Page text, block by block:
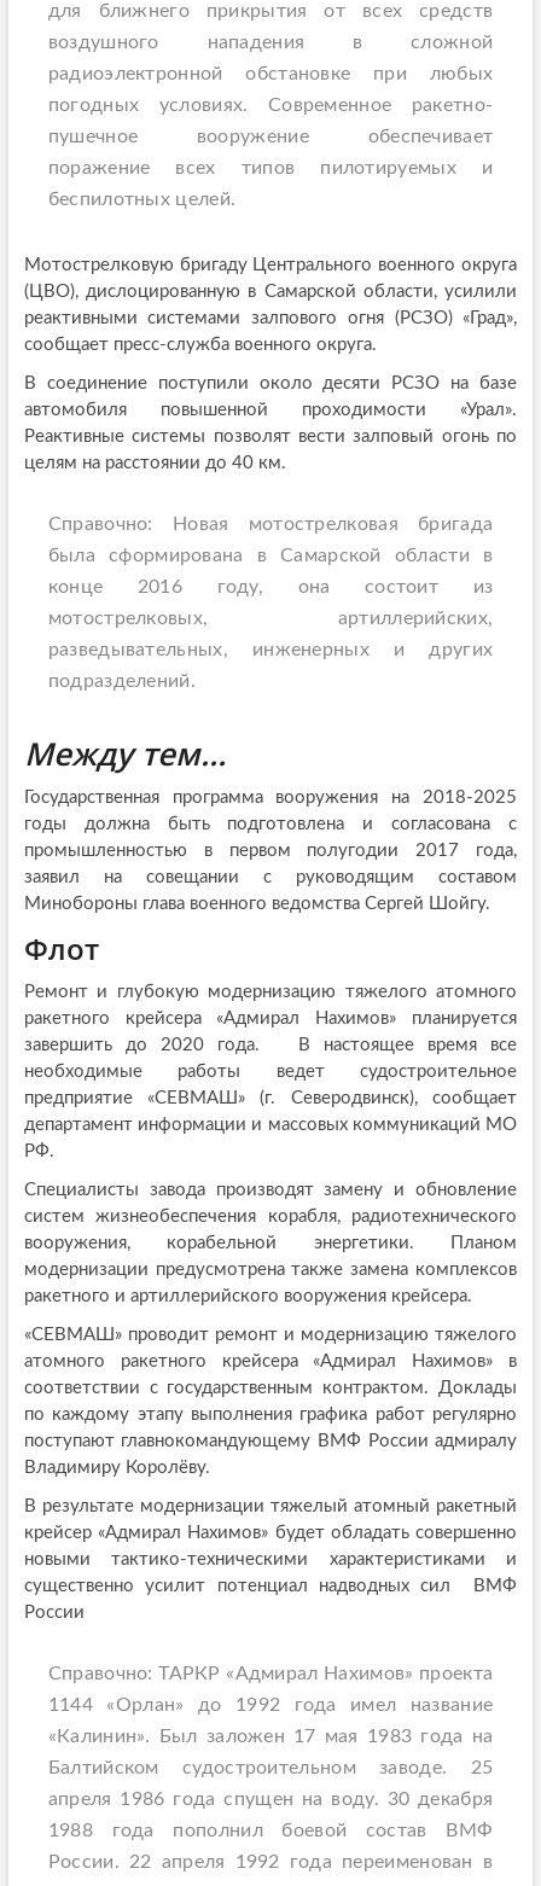
для ближнего прикрытия от всех средств
воздушного нападения в сложной
радиоэлектронной обстановке при любых
погодных условиях. Современное ракетно-
пушечное вооружение обеспечивает
поражение всех типов пилотируемых и
беспилотных целей.
Мотострелковую бригаду Центрального военного округа
(ЦВО), дислоцированную в Самарской области, усилили
реактивными системами залпового огня (РСЗО) «Град»,
сообщает пресс-служба военного округа.
В соединение поступили около десяти РСЗО на базе
автомобиля повышенной проходимости «Урал».
Реактивные системы позволят вести залповый огонь по
целям на расстоянии до 40 км.
Справочно: Новая мотострелковая бригада
была сформирована в Самарской области в
конце 2016 году, она состоит из
мотострелковых, артиллерийских,
разведывательных, инженерных и других
подразделений.
Между тем…
Государственная программа вооружения на 2018-2025
годы должна быть подготовлена и согласована с
промышленностью в первом полугодии 2017 года,
заявил на совещании с руководящим составом
Минобороны глава военного ведомства Сергей Шойгу.
Флот
Ремонт и глубокую модернизацию тяжелого атомного
ракетного крейсера «Адмирал Нахимов» планируется
завершить до 2020 года. В настоящее время все
необходимые работы ведет судостроительное
предприятие «СЕВМАШ» (г. Северодвинск), сообщает
департамент информации и массовых коммуникаций МО
РФ.
Специалисты завода производят замену и обновление
систем жизнеобеспечения корабля, радиотехнического
вооружения, корабельной энергетики. Планом
модернизации предусмотрена также замена комплексов
ракетного и артиллерийского вооружения крейсера.
«СЕВМАШ» проводит ремонт и модернизацию тяжелого
атомного ракетного крейсера «Адмирал Нахимов» в
соответствии с государственным контрактом. Доклады
по каждому этапу выполнения графика работ регулярно
поступают главнокомандующему ВМФ России адмиралу
Владимиру Королёву.
В результате модернизации тяжелый атомный ракетный
крейсер «Адмирал Нахимов» будет обладать совершенно
новыми тактико-техническими характеристиками и
существенно усилит потенциал надводных сил ВМФ
России
Справочно: ТАРКР «Адмирал Нахимов» проекта
1144 «Орлан» до 1992 года имел название
«Калинин». Был заложен 17 мая 1983 года на
Балтийском судостроительном заводе. 25
апреля 1986 года спущен на воду. 30 декабря
1988 года пополнил боевой состав ВМФ
России. 22 апреля 1992 года переименован в